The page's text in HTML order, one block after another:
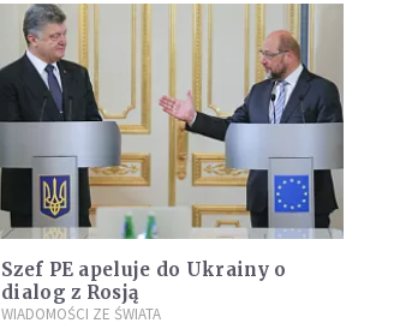
Szef PE apeluje do Ukrainy o
dialog z Rosją
WIADOMOŚCI ZE ŚWIATA